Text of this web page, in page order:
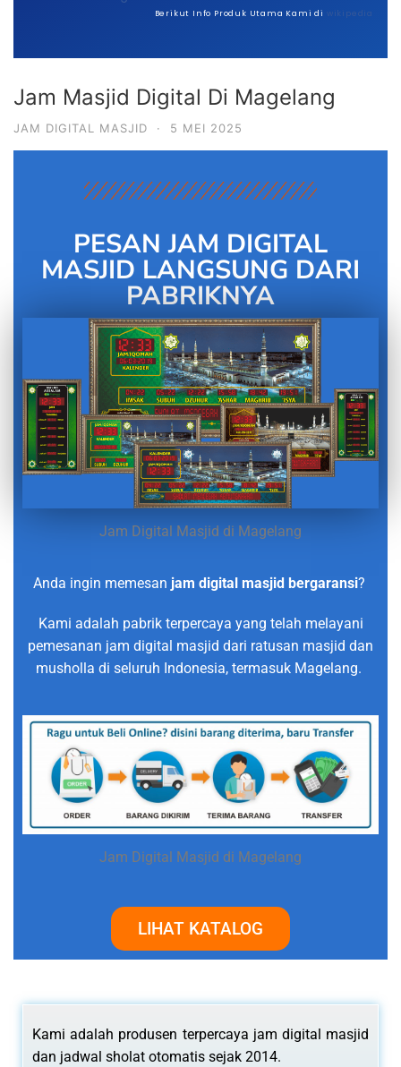
Berikut Info Produk Utama Kami di wikipedia
Jam Masjid Digital Di Magelang
JAM DIGITAL MASJID · 5 MEI 2025
PESAN JAM DIGITAL
MASJID LANGSUNG DARI
PABRIKNYA
Jam Digital Masjid di Magelang
Anda ingin memesan jam digital masjid bergaransi?
Kami adalah pabrik terpercaya yang telah melayani
pemesanan jam digital masjid dari ratusan masjid dan
musholla di seluruh Indonesia, termasuk Magelang.
Jam Digital Masjid di Magelang
LIHAT KATALOG
Kami adalah produsen terpercaya jam digital masjid
dan jadwal sholat otomatis sejak 2014.